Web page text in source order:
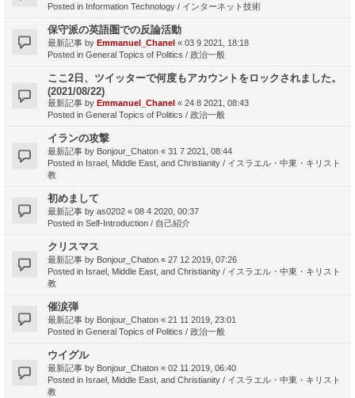
Posted in Information Technology / インターネット技術
保守派の英語圏での反論活動
最新記事 by Emmanuel_Chanel « 03 9 2021, 18:18
Posted in General Topics of Politics / 政治一般
ここ2日、ツイッターで何度もアカウントをロックされました。
(2021/08/22)
最新記事 by Emmanuel_Chanel « 24 8 2021, 08:43
Posted in General Topics of Politics / 政治一般
イランの攻撃
最新記事 by Bonjour_Chaton « 31 7 2021, 08:44
Posted in Israel, Middle East, and Christianity / イスラエル・中東・キリスト
教
初めまして
最新記事 by as0202 « 08 4 2020, 00:37
Posted in Self-Introduction / 自己紹介
クリスマス
最新記事 by Bonjour_Chaton « 27 12 2019, 07:26
Posted in Israel, Middle East, and Christianity / イスラエル・中東・キリスト
教
催涙弾
最新記事 by Bonjour_Chaton « 21 11 2019, 23:01
Posted in General Topics of Politics / 政治一般
ウイグル
最新記事 by Bonjour_Chaton « 02 11 2019, 06:40
Posted in Israel, Middle East, and Christianity / イスラエル・中東・キリスト
教